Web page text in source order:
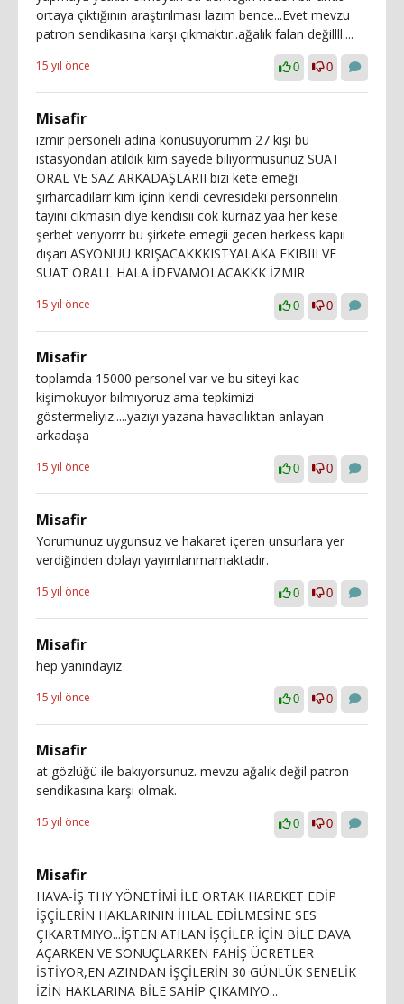
ortaya çıktığının araştırılması lazım bence...Evet mevzu
patron sendikasına karşı çıkmaktır..ağalık falan değillll....
15 yıl önce 0 0
Misafir
izmir personeli adına konusuyorumm 27 kişi bu
istasyondan atıldık kım sayede bılıyormusunuz SUAT
ORAL VE SAZ ARKADAŞLARII bızı kete emeği
şırharcadılarr kım içinn kendi cevresıdekı personnelın
tayını cıkmasın dıye kendısıı cok kurnaz yaa her kese
şerbet verıyorrr bu şirkete emegii gecen herkess kapıı
dışarı ASYONUU KRIŞACAKKKISTYALAKA EKIBIII VE
SUAT ORALL HALA İDEVAMOLACAKKK İZMIR
15 yıl önce 0 0
Misafir
toplamda 15000 personel var ve bu siteyi kac
kişimokuyor bılmıyoruz ama tepkimizi
göstermeliyiz.....yazıyı yazana havacılıktan anlayan
arkadaşa
15 yıl önce 0 0
Misafir
Yorumunuz uygunsuz ve hakaret içeren unsurlara yer
verdiğinden dolayı yayımlanmamaktadır.
15 yıl önce 0 0
Misafir
hep yanındayız
15 yıl önce 0 0
Misafir
at gözlüğü ile bakıyorsunuz. mevzu ağalık değil patron
sendikasına karşı olmak.
15 yıl önce 0 0
Misafir
HAVA-İŞ THY YÖNETİMİ İLE ORTAK HAREKET EDİP
İŞÇİLERİN HAKLARININ İHLAL EDİLMESİNE SES
ÇIKARTMIYO...İŞTEN ATILAN İŞÇİLER İÇİN BİLE DAVA
AÇARKEN VE SONUÇLARKEN FAHİŞ ÜCRETLER
İSTİYOR,EN AZINDAN İŞÇİLERİN 30 GÜNLÜK SENELİK
İZİN HAKLARINA BİLE SAHİP ÇIKAMIYO...